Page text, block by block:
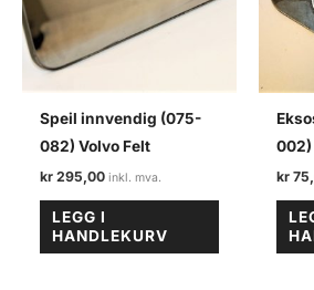
Speil innvendig (075-
082) Volvo Felt
kr 295,00
LEGG I
HANDLEKURV
002)
kr